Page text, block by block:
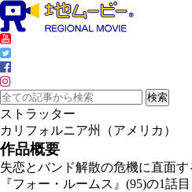
ストラッター
カリフォルニア州（アメリカ）
作品概要
失恋とバンド解散の危機に直面
『フォー・ルームス』(95)の1話